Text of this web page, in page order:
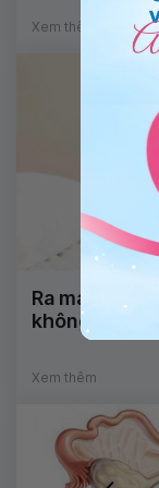
Xem thêm
Ra máu sau
không?
Xem thêm